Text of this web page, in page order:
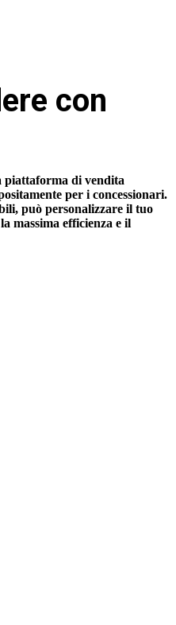
con
di vendita
per i concessionari.
può personalizzare il tuo
massima efficienza e il